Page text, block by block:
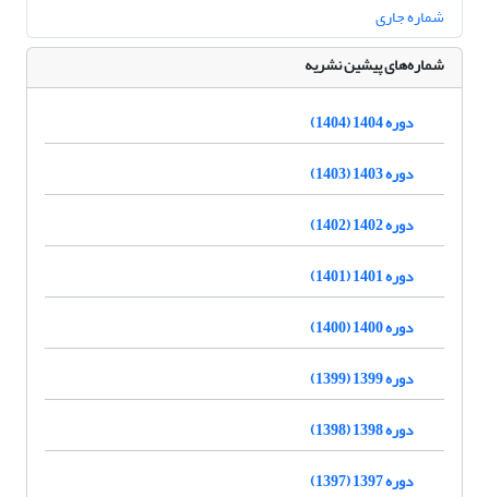
شماره جاری
شماره‌های پیشین نشریه
دوره 1404 (1404)
دوره 1403 (1403)
دوره 1402 (1402)
دوره 1401 (1401)
دوره 1400 (1400)
دوره 1399 (1399)
دوره 1398 (1398)
دوره 1397 (1397)